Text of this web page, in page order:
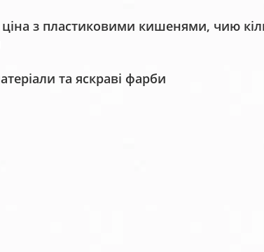
з пластиковими кишенями, чию
та яскраві фарби